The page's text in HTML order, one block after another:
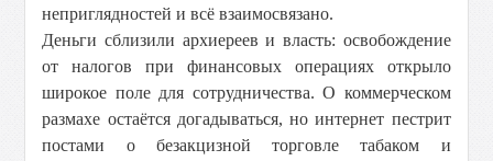
неприглядностей и всё взаимосвязано.
Деньги сблизили архиереев и власть: освобождение
от налогов при финансовых операциях открыло
широкое поле для сотрудничества. О коммерческом
размахе остаётся догадываться, но интернет пестрит
постами о безакцизной торговле табаком и